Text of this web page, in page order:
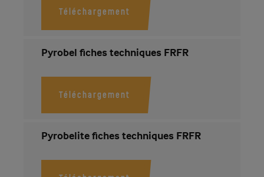
Téléchargement
Pyrobel fiches techniques FRFR
Téléchargement
Pyrobelite fiches techniques FRFR